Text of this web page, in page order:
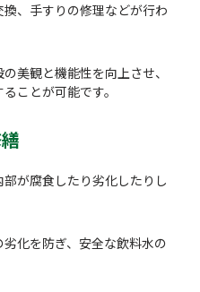
、手すりの修理などが行わ
美観と機能性を向上させ、
ことが可能です。
が腐食したり劣化したりし
化を防ぎ、安全な飲料水の